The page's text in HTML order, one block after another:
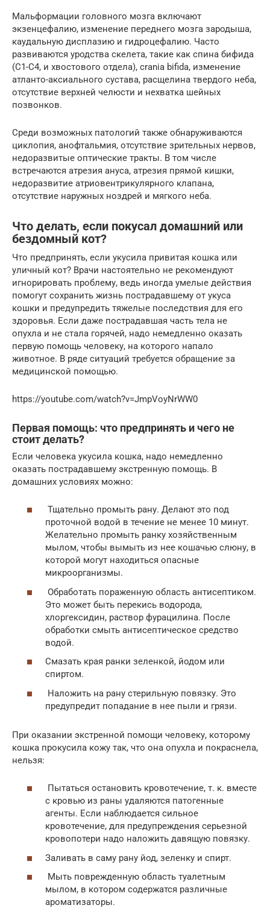
Мальформации головного мозга включают
экзенцефалию, изменение переднего мозга зародыша,
каудальную дисплазию и гидроцефалию. Часто
развиваются уродства скелета, такие как спина бифида
(C1-C4, и хвостового отдела), crania bifida, изменение
атланто-аксиального сустава, расщелина твердого неба,
отсутствие верхней челюсти и нехватка шейных
позвонков.
Среди возможных патологий также обнаруживаются
циклопия, анофтальмия, отсутствие зрительных нервов,
недоразвитые оптические тракты. В том числе
встречаются атрезия ануса, атрезия прямой кишки,
недоразвитие атриовентрикулярного клапана,
отсутствие наружных ноздрей и мягкого неба.
Что делать, если покусал домашний или
бездомный кот?
Что предпринять, если укусила привитая кошка или
уличный кот? Врачи настоятельно не рекомендуют
игнорировать проблему, ведь иногда умелые действия
помогут сохранить жизнь пострадавшему от укуса
кошки и предупредить тяжелые последствия для его
здоровья. Если даже пострадавшая часть тела не
опухла и не стала горячей, надо немедленно оказать
первую помощь человеку, на которого напало
животное. В ряде ситуаций требуется обращение за
медицинской помощью.
https://youtube.com/watch?v=JmpVoyNrWW0
Первая помощь: что предпринять и чего не
стоит делать?
Если человека укусила кошка, надо немедленно
оказать пострадавшему экстренную помощь. В
домашних условиях можно:
Тщательно промыть рану. Делают это под
проточной водой в течение не менее 10 минут.
Желательно промыть ранку хозяйственным
мылом, чтобы вымыть из нее кошачью слюну, в
которой могут находиться опасные
микроорганизмы.
Обработать пораженную область антисептиком.
Это может быть перекись водорода,
хлоргексидин, раствор фурацилина. После
обработки смыть антисептическое средство
водой.
Смазать края ранки зеленкой, йодом или
спиртом.
Наложить на рану стерильную повязку. Это
предупредит попадание в нее пыли и грязи.
При оказании экстренной помощи человеку, которому
кошка прокусила кожу так, что она опухла и покраснела,
нельзя:
Пытаться остановить кровотечение, т. к. вместе
с кровью из раны удаляются патогенные
агенты. Если наблюдается сильное
кровотечение, для предупреждения серьезной
кровопотери надо наложить давящую повязку.
Заливать в саму рану йод, зеленку и спирт.
Мыть поврежденную область туалетным
мылом, в котором содержатся различные
ароматизаторы.